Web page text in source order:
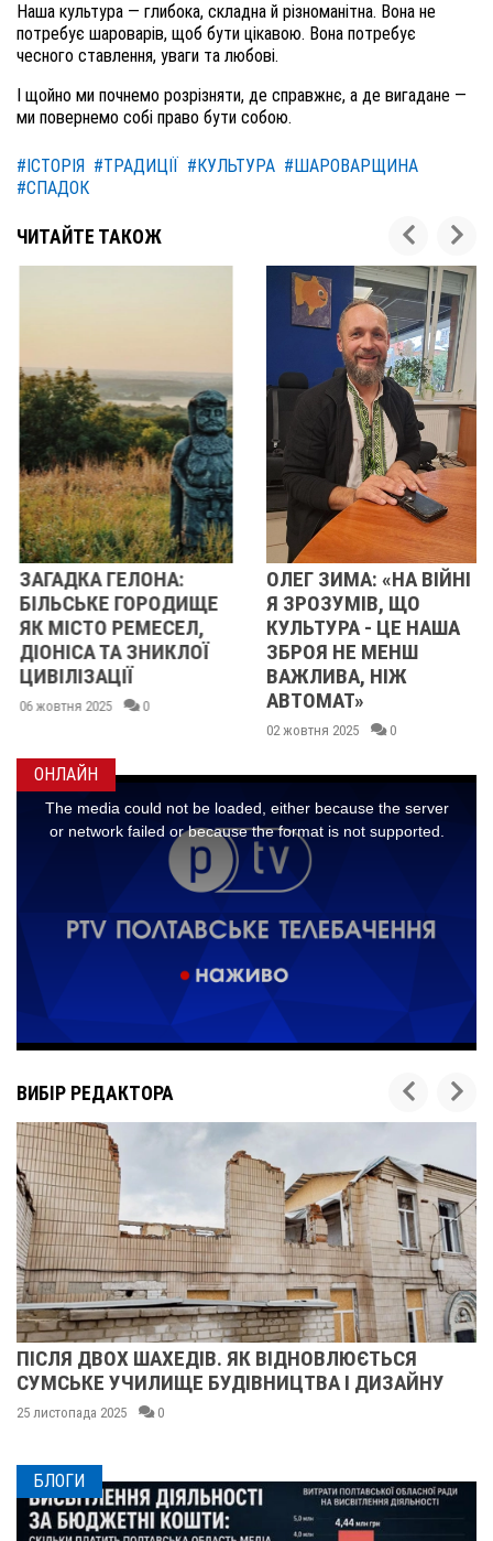
Наша культура — глибока, складна й різноманітна. Вона не
потребує шароварів, щоб бути цікавою. Вона потребує
чесного ставлення, уваги та любові.
І щойно ми почнемо розрізняти, де справжнє, а де вигадане —
ми повернемо собі право бути собою.
#ІСТОРІЯ #ТРАДИЦІЇ #КУЛЬТУРА #ШАРОВАРЩИНА
#СПАДОК
ЧИТАЙТЕ ТАКОЖ
ЗАГАДКА ГЕЛОНА:
БІЛЬСЬКЕ ГОРОДИЩЕ
ЯК МІСТО РЕМЕСЕЛ,
ДІОНІСА ТА ЗНИКЛОЇ
ЦИВІЛІЗАЦІЇ
06 жовтня 2025 0
ОЛЕГ ЗИМА: «НА ВІЙНІ
Я ЗРОЗУМІВ, ЩО
КУЛЬТУРА - ЦЕ НАША
ЗБРОЯ НЕ МЕНШ
ВАЖЛИВА, НІЖ
АВТОМАТ»
02 жовтня 2025 0
ОНЛАЙН
ВИБІР РЕДАКТОРА
ПІЛЬГОВИЙ ТАРИФ НА ЕЛЕКТРОЕНЕРГІЮ: ХТО
МАЄ ПРАВО ТА ЯК ЙОГО ОТРИМАТИ?
24 листопада 2025 0
БЛОГИ